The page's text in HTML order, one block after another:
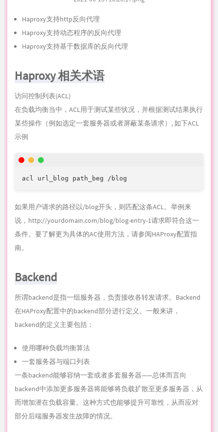
Haproxy 相关术语
访问控制列表(ACL)
在负载均衡当中，ACL用于测试某些状况，并根据测试结果执行
示例
说， http://yourdomain.com/blog/blog-entry-1
Backend
所谓backend是指一组服务器，负责接收各转发请求。Backend
在HAProxy配置中的backend部分进行定义。一般来讲，
一套服务器与端口列表
一条backend能够容纳一套或者多套服务器——总体而言向
backend中添加更多服务器将能够将负载扩散至更多服务器，从
下面来看一套双backend配置示例，分别为web-backend与blog-
backend，其各自包含两套Web服务器，且监听端口80: